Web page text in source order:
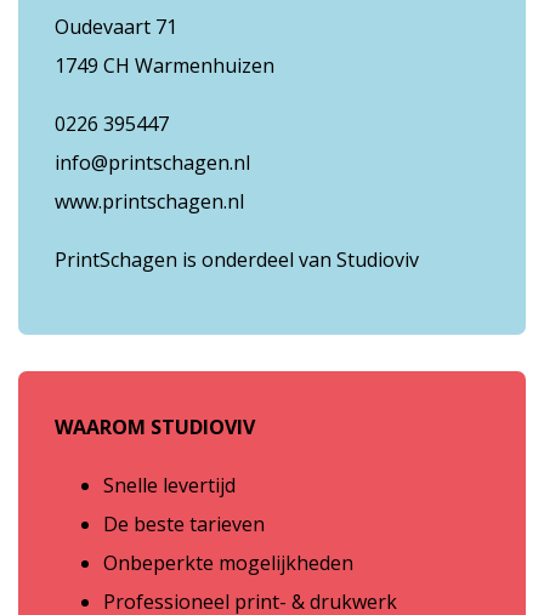
Oudevaart 71
1749 CH Warmenhuizen
0226 395447
info@printschagen.nl
www.printschagen.nl
PrintSchagen is onderdeel van Studioviv
WAAROM STUDIOVIV
Snelle levertijd
De beste tarieven
Onbeperkte mogelijkheden
Professioneel print- & drukwerk